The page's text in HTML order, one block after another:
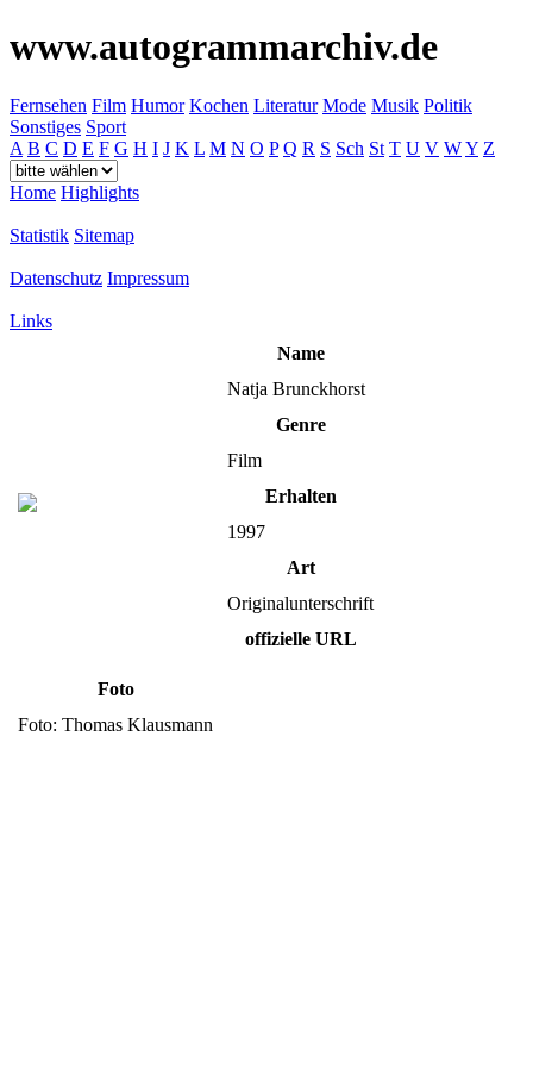
www.autogrammarchiv.de
Fernsehen Film Humor Kochen Literatur Mode Musik Politik
Sonstiges Sport
A B C D E F G H I J K L M N O P Q R S Sch St T U V WY Z
Home Highlights
Statistik Sitemap
Datenschutz Impressum
Links
Name
Natja Brunckhorst
Genre
Film
Erhalten
1997
Art
Originalunterschrift
offizielle URL
Foto
Foto: Thomas Klausmann